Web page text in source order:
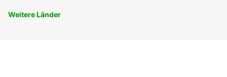
Weitere Länder